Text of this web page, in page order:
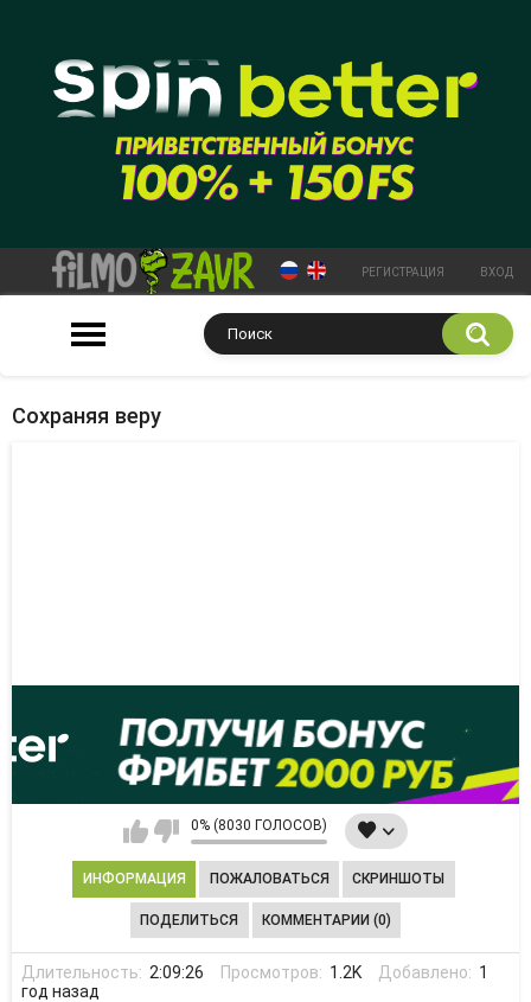
РЕГИСТРАЦИЯ ВХОД
Сохраняя веру
0% (8030 ГОЛОСОВ)
ИНФОРМАЦИЯ ПОЖАЛОВАТЬСЯ СКРИНШОТЫ
ПОДЕЛИТЬСЯ КОММЕНТАРИИ (0)
Длительность: 2:09:26 Просмотров: 1.2K Добавлено: 1
год назад